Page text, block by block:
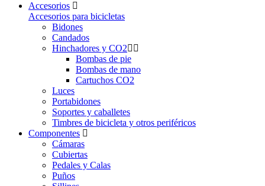
Accesorios
Accesorios para bicicletas
Bidones
Candados
Hinchadores y CO2
Bombas de pie
Bombas de mano
Cartuchos CO2
Luces
Portabidones
Soportes y caballetes
Timbres de bicicleta y otros periféricos
Componentes
Cámaras
Cubiertas
Pedales y Calas
Puños